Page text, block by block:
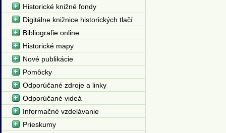
Historické knižné fondy
Digitálne knižnice historických tlačí
Bibliografie online
Historické mapy
Nové publikácie
Pomôcky
Odporúčané zdroje a linky
Odporúčané videá
Informačné vzdelávanie
Prieskumy